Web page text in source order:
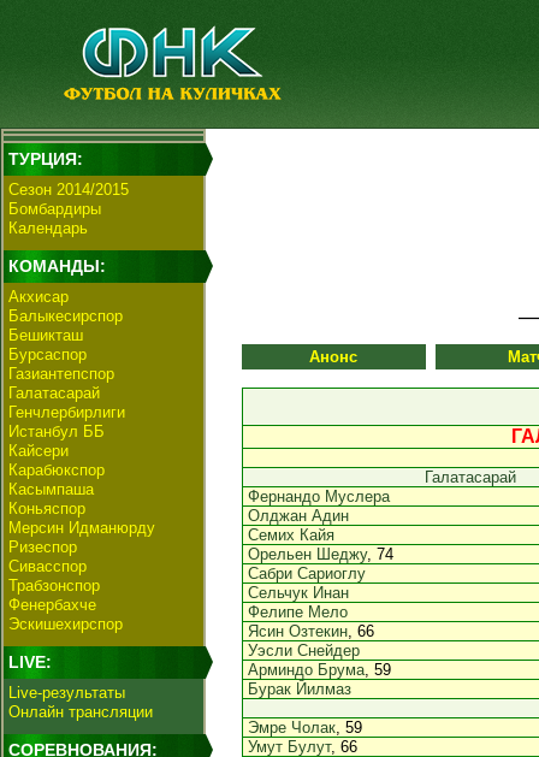
ТУРЦИЯ:
Сезон 2014/2015
Бомбардиры
Календарь
КОМАНДЫ:
Акхисар
Балыкесирспор
Бешикташ
Бурсаспор
Газиантепспор
Галатасарай
Генчлербирлиги
Истанбул ББ
Кайсери
Карабюкспор
Касымпаша
Коньяспор
Мерсин Идманюрду
Ризеспор
Сивасспор
Трабзонспор
Фенербахче
Эскишехирспор
LIVE:
Live-результаты
Онлайн трансляции
СОРЕВНОВАНИЯ:
Анонс
Галатасарай
Фернандо Муслера
Олджан Адин
Семих Кайя
Орельен Шеджу, 74
Сабри Сариоглу
Сельчук Инан
Фелипе Мело
Ясин Озтекин, 66
Уэсли Снейдер
Арминдо Брума, 59
Бурак Йилмаз
Эмре Чолак, 59
Умут Булут, 66